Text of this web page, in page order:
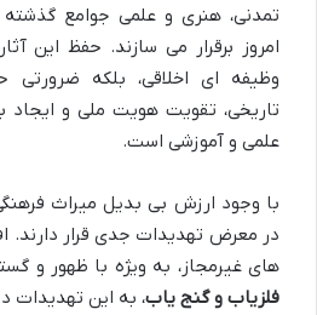
تمدنی، هنری و علمی جوامع گذشته
امروز برقرار می سازند. حفظ این
وظیفه ای اخلاقی، بلکه ضرورتی
تاریخی، تقویت هویت ملی و
علمی و آموزشی است.
با وجود ارزش بی بدیل میراث
در معرض تهدیدات جدی قرار دارند.
های غیرمجاز، به ویژه با ظهور و
فلزیاب و گنج یاب، به این تهدیدات